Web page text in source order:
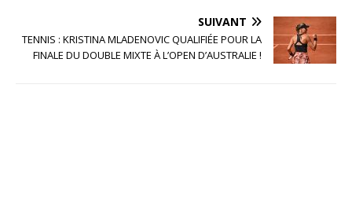
SUIVANT
TENNIS : KRISTINA MLADENOVIC QUALIFIÉE POUR LA
FINALE DU DOUBLE MIXTE À L’OPEN D’AUSTRALIE !